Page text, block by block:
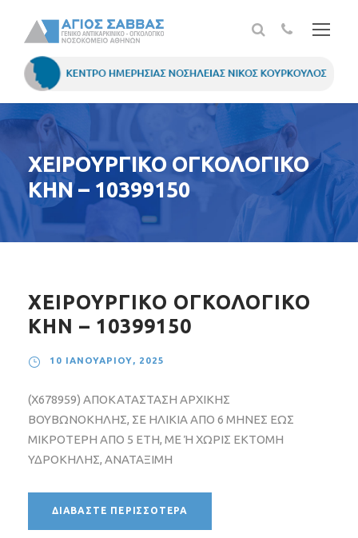
ΧΕΙΡΟΥΡΓΙΚΟ ΟΓΚΟΛΟΓΙΚΟ
ΚΗΝ – 10399150
ΧΕΙΡΟΥΡΓΙΚΟ ΟΓΚΟΛΟΓΙΚΟ
ΚΗΝ – 10399150
10 ΙΑΝΟΥΑΡΊΟΥ, 2025
(X678959) ΑΠΟΚΑΤΑΣΤΑΣΗ ΑΡΧΙΚΗΣ
ΒΟΥΒΩΝΟΚΗΛΗΣ, ΣΕ ΗΛΙΚΙΑ ΑΠΟ 6 ΜΗΝΕΣ ΕΩΣ
ΜΙΚΡΟΤΕΡΗ ΑΠΟ 5 ΕΤΗ, ΜΕ Ή ΧΩΡΙΣ ΕΚΤΟΜΗ
ΥΔΡΟΚΗΛΗΣ, ΑΝΑΤΑΞΙΜΗ
ΔΙΑΒΆΣΤΕ ΠΕΡΙΣΣΌΤΕΡΑ